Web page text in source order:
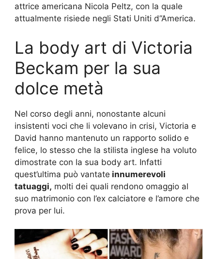
attrice americana Nicola Peltz, con la quale
attualmente risiede negli Stati Uniti d”America.
La body art di Victoria
Beckam per la sua
dolce metà
Nel corso degli anni, nonostante alcuni
insistenti voci che li volevano in crisi, Victoria e
David hanno mantenuto un rapporto solido e
felice, lo stesso che la stilista inglese ha voluto
dimostrate con la sua body art. Infatti
quest’ultima può vantate innumerevoli
tatuaggi, molti dei quali rendono omaggio al
suo matrimonio con l’ex calciatore e l’amore che
prova per lui.